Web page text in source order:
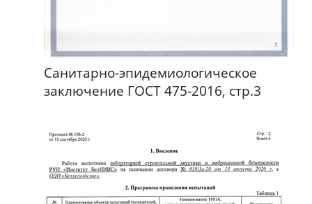
Санитарно-эпидемиологическое
заключение ГОСТ 475-2016, стр.3